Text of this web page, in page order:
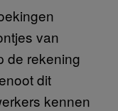
van
de rekening
dit
kennen